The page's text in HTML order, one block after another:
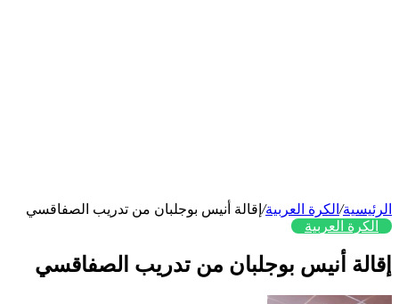
الرئيسية/ الكرة العربية/ إقالة أنيس بوجلبان من تدريب الصفاقسي
الكرة العربية
إقالة أنيس بوجلبان من تدريب الصفاقسي